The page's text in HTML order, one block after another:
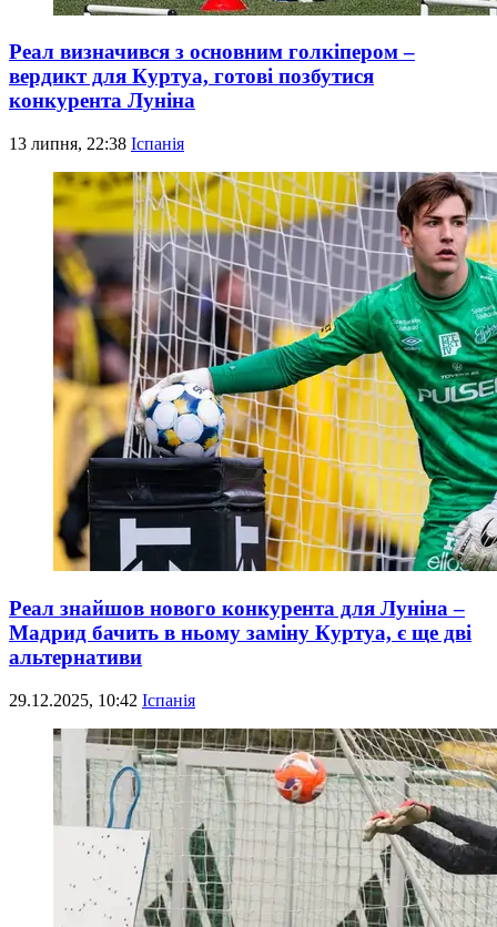
Реал визначився з основним голкіпером –
вердикт для Куртуа, готові позбутися
конкурента Луніна
13 липня, 22:38 Іспанія
Реал знайшов нового конкурента для Луніна –
Мадрид бачить в ньому заміну Куртуа, є ще дві
альтернативи
29.12.2025, 10:42 Іспанія